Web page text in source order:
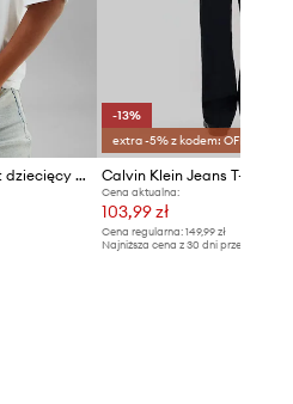
Calvin Klein Jeans T-shirt dziecięcy bawełniany
-13%
extra -5% z kodem: OFF*
Cena aktualna:
103,99 zł
Cena regularna: 149,99 zł
Najniższa cena z 30 dni przed obniżką: